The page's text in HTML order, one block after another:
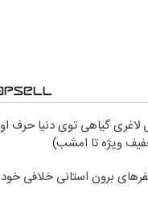
گیاهی توی دنیا حرف
ویژه تا امشب)
برون استانی خلافی